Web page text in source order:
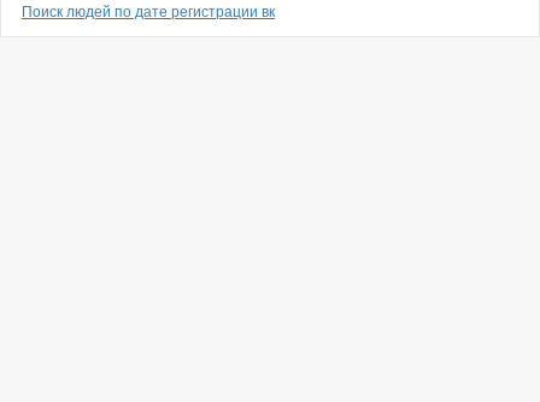
Поиск людей по дате регистрации вк